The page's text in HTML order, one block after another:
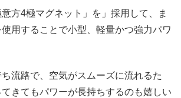
方4極マグネット」を」採用して、ま
用することで小型、軽量かつ強力パワ
流路で、空気がスムーズに流れるた
きてもパワーが長持ちするのも嬉しい